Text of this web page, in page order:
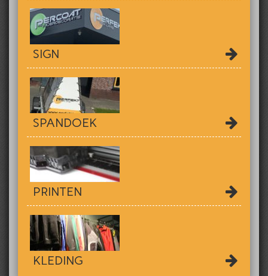
SIGN
SPANDOEK
PRINTEN
KLEDING